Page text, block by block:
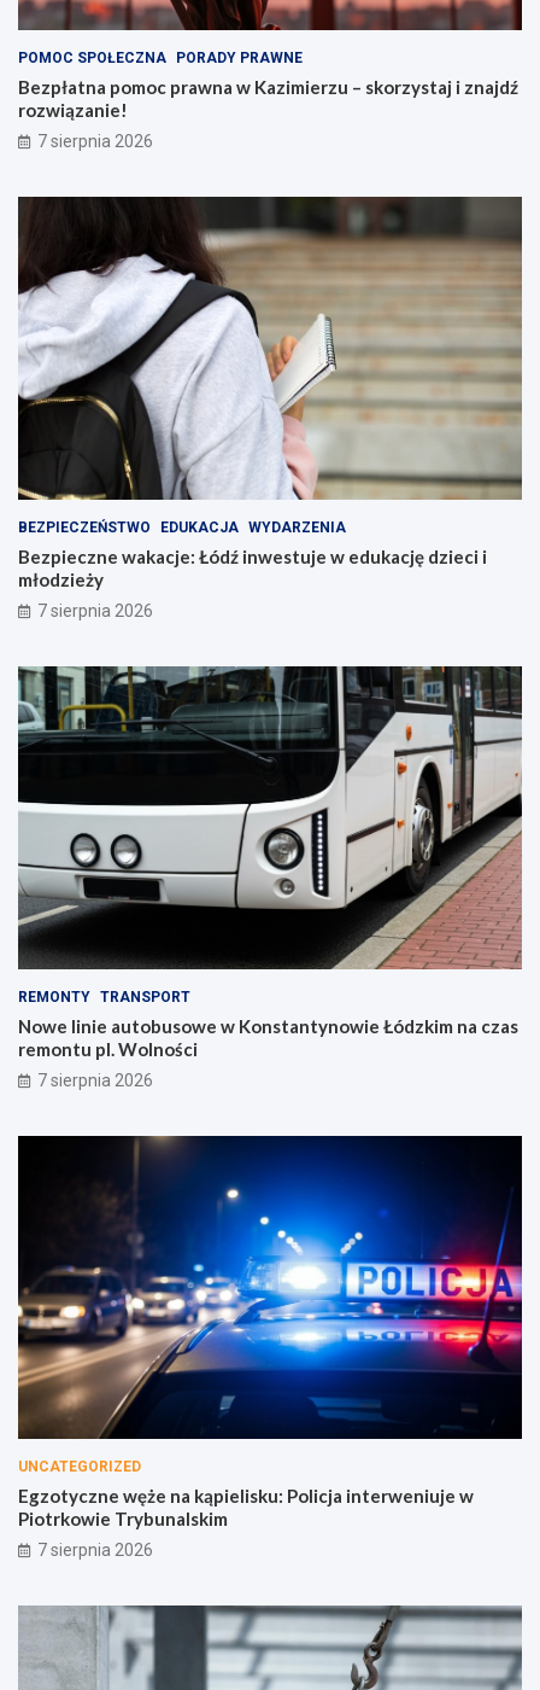
POMOC SPOŁECZNA PORADY PRAWNE
Bezpłatna pomoc prawna w Kazimierzu – skorzystaj i znajdź
rozwiązanie!
7 sierpnia 2026
BEZPIECZEŃSTWO EDUKACJA WYDARZENIA
Bezpieczne wakacje: Łódź inwestuje w edukację dzieci i
młodzieży
7 sierpnia 2026
REMONTY TRANSPORT
Nowe linie autobusowe w Konstantynowie Łódzkim na czas
remontu pl. Wolności
7 sierpnia 2026
UNCATEGORIZED
Egzotyczne węże na kąpielisku: Policja interweniuje w
Piotrkowie Trybunalskim
7 sierpnia 2026